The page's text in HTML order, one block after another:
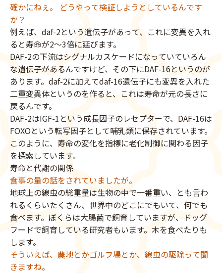
確かにねぇ。 どうやって検証しようとしているんです
か？
例えば、daf-2という遺伝子があって、これに変異を入れ
ると寿命が2〜3倍に延びます。
DAF-2の下流はシグナルカスケードになっていていろん
な遺伝子があるんですけど、その下にDAF-16というのが
あります。daf-2に加えてdaf-16遺伝子にも変異を入れた
二重変異体というのを作ると、これは寿命が元の長さに
戻るんです。
DAF-2はIGF-1という成長因子のレセプターで、DAF-16は
FOXOという転写因子として哺乳類に保存されています。
このように、寿命の変化を指標に老化制御に関わる因子
を探索しています。
寿命と代謝の関係
食事の量の話をされていましたが。
地球上の線虫の総重量は生物の中で一番重い、とも言わ
れるくらいたくさん、世界中のどこにでもいて、何でも
食べます。ぼくらは大腸菌で飼育していますが、ドッグ
フードで飼育している研究者もいます。木を食べたりも
します。
そういえば、農地とかゴルフ場とか、線虫の駆除って聞
きますね。